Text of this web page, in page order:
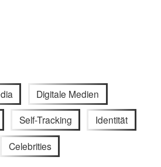
Digitale Medien
Self-Tracking Identität
Celebrities